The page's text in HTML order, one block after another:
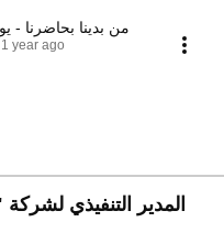
من بدينا بحاضرنا -
1 year ago
المدير التنفيذي